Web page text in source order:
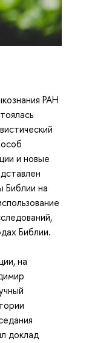
РАН
и новые
Библии на
Библии.
на
доклад